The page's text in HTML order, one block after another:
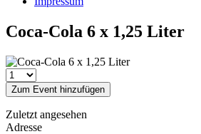
Coca-Cola 6 x 1,25 Liter
Zum Event hinzufügen
Zuletzt angesehen
Adresse